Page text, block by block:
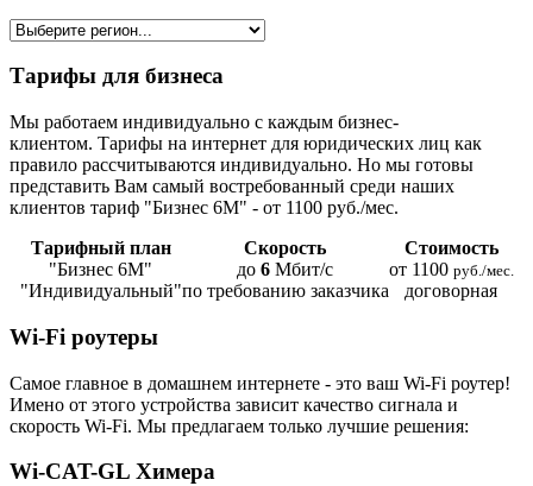
Тарифы для бизнеса
Мы работаем индивидуально с каждым бизнес-
клиентом. Тарифы на интернет для юридических лиц как
правило рассчитываются индивидуально. Но мы готовы
представить Вам самый востребованный среди наших
клиентов тариф "Бизнес 6М" - от 1100 руб./мес.
Тарифный план
Скорость
Стоимость
"Бизнес 6М"
до 6 Мбит/с от 1100 руб./мес.
"Индивидуальный"по требованию заказчика договорная
Wi-Fi роутеры
Самое главное в домашнем интернете - это ваш Wi-Fi роутер!
Имено от этого устройства зависит качество сигнала и
скорость Wi-Fi. Мы предлагаем только лучшие решения:
Wi-CAT-GL Химера